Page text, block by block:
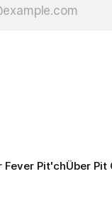
Fever Pit'chÜber Pit